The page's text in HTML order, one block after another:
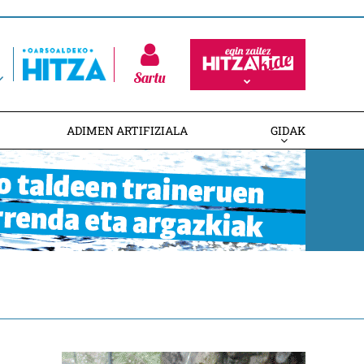
Sartu
ADIMEN ARTIFIZIALA GIDAK